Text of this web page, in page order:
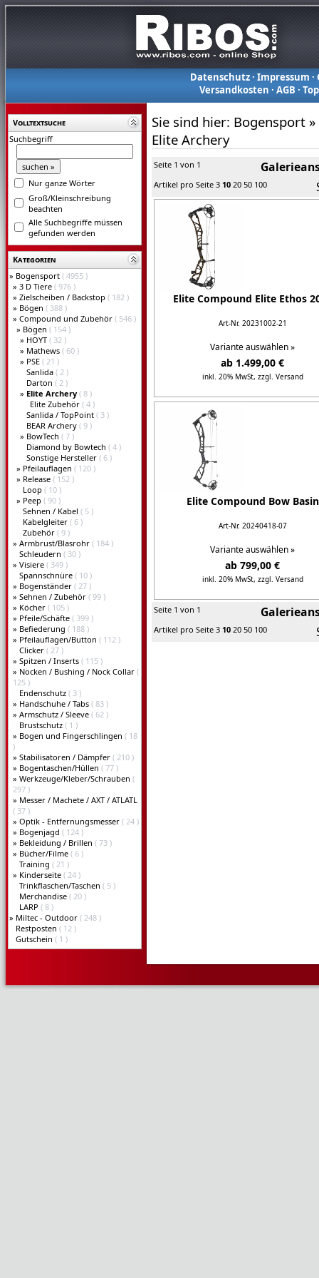
Datenschutz· Impressum ·
Versandkosten ·AGB ·
Volltextsuche
Suchbegriff
Nur ganze Wörter
Groß/Kleinschreibung
beachten
Alle Suchbegriffe müssen
gefunden werden
Kategorien
» Bogensport ( 4955 )
» 3 D Tiere ( 976 )
» Zielscheiben / Backstop ( 182 )
» Bögen ( 388 )
» Compound und Zubehör ( 546 )
» Bögen ( 154 )
» HOYT ( 32 )
» Mathews ( 60 )
» PSE ( 21 )
Sanlida ( 2 )
Darton ( 2 )
» Elite Archery ( 8 )
Elite Zubehör ( 4 )
Sanlida / TopPoint ( 3 )
BEAR Archery ( 9 )
» BowTech ( 7 )
Diamond by Bowtech ( 4 )
Sonstige Hersteller ( 6 )
» Pfeilauflagen ( 120 )
» Release ( 152 )
Loop ( 10 )
» Peep ( 90 )
Sehnen / Kabel ( 5 )
Kabelgleiter ( 6 )
Zubehör ( 9 )
» Armbrust/Blasrohr ( 184 )
Schleudern ( 30 )
» Visiere ( 349 )
Spannschnüre ( 10 )
» Bogenständer ( 27 )
» Sehnen / Zubehör ( 99 )
» Köcher ( 105 )
» Pfeile/Schäfte ( 399 )
» Befiederung ( 188 )
» Pfeilauflagen/Button ( 112 )
Clicker ( 27 )
» Spitzen / Inserts ( 115 )
» Nocken / Bushing / Nock Collar (
125 )
Endenschutz ( 3 )
» Handschuhe / Tabs ( 83 )
» Armschutz / Sleeve ( 62 )
Brustschutz ( 1 )
» Bogen und Fingerschlingen ( 18
)
» Stabilisatoren / Dämpfer ( 210 )
» Bogentaschen/Hüllen ( 77 )
» Werkzeuge/Kleber/Schrauben (
297 )
» Messer / Machete / AXT / ATLATL
( 37 )
» Optik - Entfernungsmesser ( 24 )
» Bogenjagd ( 124 )
» Bekleidung / Brillen ( 73 )
» Bücher/Filme ( 6 )
Training ( 21 )
» Kinderseite ( 24 )
Trinkflaschen/Taschen ( 5 )
Merchandise ( 20 )
LARP ( 8 )
» Miltec - Outdoor ( 248 )
Restposten ( 12 )
Gutschein ( 1 )
Sie sind hier: Bogensport »
Elite Archery
Seite 1 von 1
Artikel pro Seite 3 10 20 50 100
Elite Compound Elite Ethos
Art-Nr. 20231002-21
Variante auswählen »
ab 1.499,00 €
inkl. 20% MwSt, zzgl. Versand
Details...
Elite Compound Bow Basin
Art-Nr. 20240418-07
Variante auswählen »
ab 799,00 €
inkl. 20% MwSt, zzgl. Versand
Details...
Seite 1 von 1
Artikel pro Seite 3 10 20 50 100